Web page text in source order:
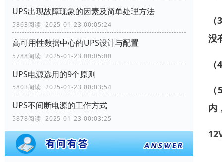
UPS出现故障现象的因素及简单处理方法
5863阅读 2025-01-23 00:05:24
高可用性数据中心的UPS设计与配置
5788阅读 2025-01-23 00:05:00
UPS电源选用的9个原则
5803阅读 2025-01-23 00:03:54
UPS不间断电源的工作方式
5878阅读 2025-01-23 00:03:25
没
内